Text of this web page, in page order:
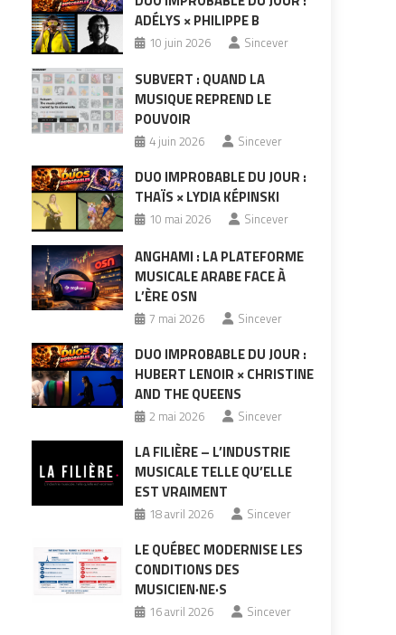
ADÉLYS × PHILIPPE B
10 juin 2026 Sincever
SUBVERT : QUAND LA
MUSIQUE REPREND LE
POUVOIR
4 juin 2026 Sincever
DUO IMPROBABLE DU JOUR :
THAÏS × LYDIA KÉPINSKI
10 mai 2026 Sincever
ANGHAMI : LA PLATEFORME
MUSICALE ARABE FACE À
L’ÈRE OSN
7 mai 2026 Sincever
DUO IMPROBABLE DU JOUR :
HUBERT LENOIR × CHRISTINE
AND THE QUEENS
2 mai 2026 Sincever
LA FILIÈRE – L’INDUSTRIE
MUSICALE TELLE QU’ELLE
EST VRAIMENT
18 avril 2026 Sincever
LE QUÉBEC MODERNISE LES
CONDITIONS DES
MUSICIEN·NE·S
16 avril 2026 Sincever